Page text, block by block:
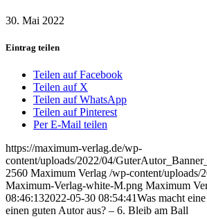
30. Mai 2022
Eintrag teilen
Teilen auf Facebook
Teilen auf X
Teilen auf WhatsApp
Teilen auf Pinterest
Per E-Mail teilen
https://maximum-verlag.de/wp-
content/uploads/2022/04/
2560 Maximum Verlag /wp-content/uploads/
Maximum-Verlag-white-M.png Maximum
08:46:132022-05-30 08:54:41Was macht
einen guten Autor aus? – 6. Bleib am Ball